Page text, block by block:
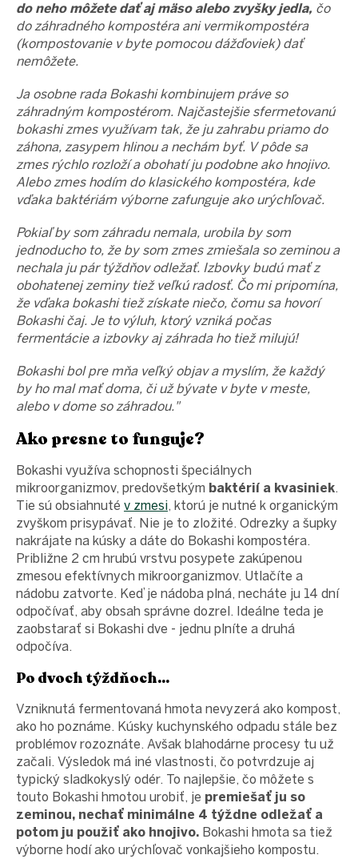
do neho môžete dať aj mäso alebo zvyšky jedla, čo
do záhradného kompostéra ani vermikompostéra
(kompostovanie v byte pomocou dážďoviek) dať
nemôžete.
Ja osobne rada Bokashi kombinujem práve so
záhradným kompostérom. Najčastejšie sfermetovanú
bokashi zmes využívam tak, že ju zahrabu priamo do
záhona, zasypem hlinou a nechám byť. V pôde sa
zmes rýchlo rozloží a obohatí ju podobne ako hnojivo.
Alebo zmes hodím do klasického kompostéra, kde
vďaka baktériám výborne zafunguje ako urýchľovač.
Pokiaľ by som záhradu nemala, urobila by som
jednoducho to, že by som zmes zmiešala so zeminou a
nechala ju pár týždňov odležať. Izbovky budú mať z
obohatenej zeminy tiež veľkú radosť. Čo mi pripomína,
že vďaka bokashi tiež získate niečo, čomu sa hovorí
Bokashi čaj. Je to výluh, ktorý vzniká počas
fermentácie a izbovky aj záhrada ho tiež milujú!
Bokashi bol pre mňa veľký objav a myslím, že každý
by ho mal mať doma, či už bývate v byte v meste,
alebo v dome so záhradou."
Ako presne to funguje?
Bokashi využíva schopnosti špeciálnych
mikroorganizmov, predovšetkým baktérií a kvasiniek.
Tie sú obsiahnuté v zmesi, ktorú je nutné k organickým
zvyškom prisypávať. Nie je to zložité. Odrezky a šupky
nakrájate na kúsky a dáte do Bokashi kompostéra.
Približne 2 cm hrubú vrstvu posypete zakúpenou
zmesou efektívnych mikroorganizmov. Utlačíte a
nádobu zatvorte. Keď je nádoba plná, necháte ju 14 dní
odpočívať, aby obsah správne dozrel. Ideálne teda je
zaobstarať si Bokashi dve - jednu plníte a druhá
odpočíva.
Po dvoch týždňoch...
Vzniknutá fermentovaná hmota nevyzerá ako kompost,
ako ho poznáme. Kúsky kuchynského odpadu stále bez
problémov rozoznáte. Avšak blahodárne procesy tu už
začali. Výsledok má iné vlastnosti, čo potvrdzuje aj
typický sladkokyslý odér. To najlepšie, čo môžete s
touto Bokashi hmotou urobiť, je premiešať ju so
zeminou, nechať minimálne 4 týždne odležať a
potom ju použiť ako hnojivo. Bokashi hmota sa tiež
výborne hodí ako urýchľovač vonkajšieho kompostu.